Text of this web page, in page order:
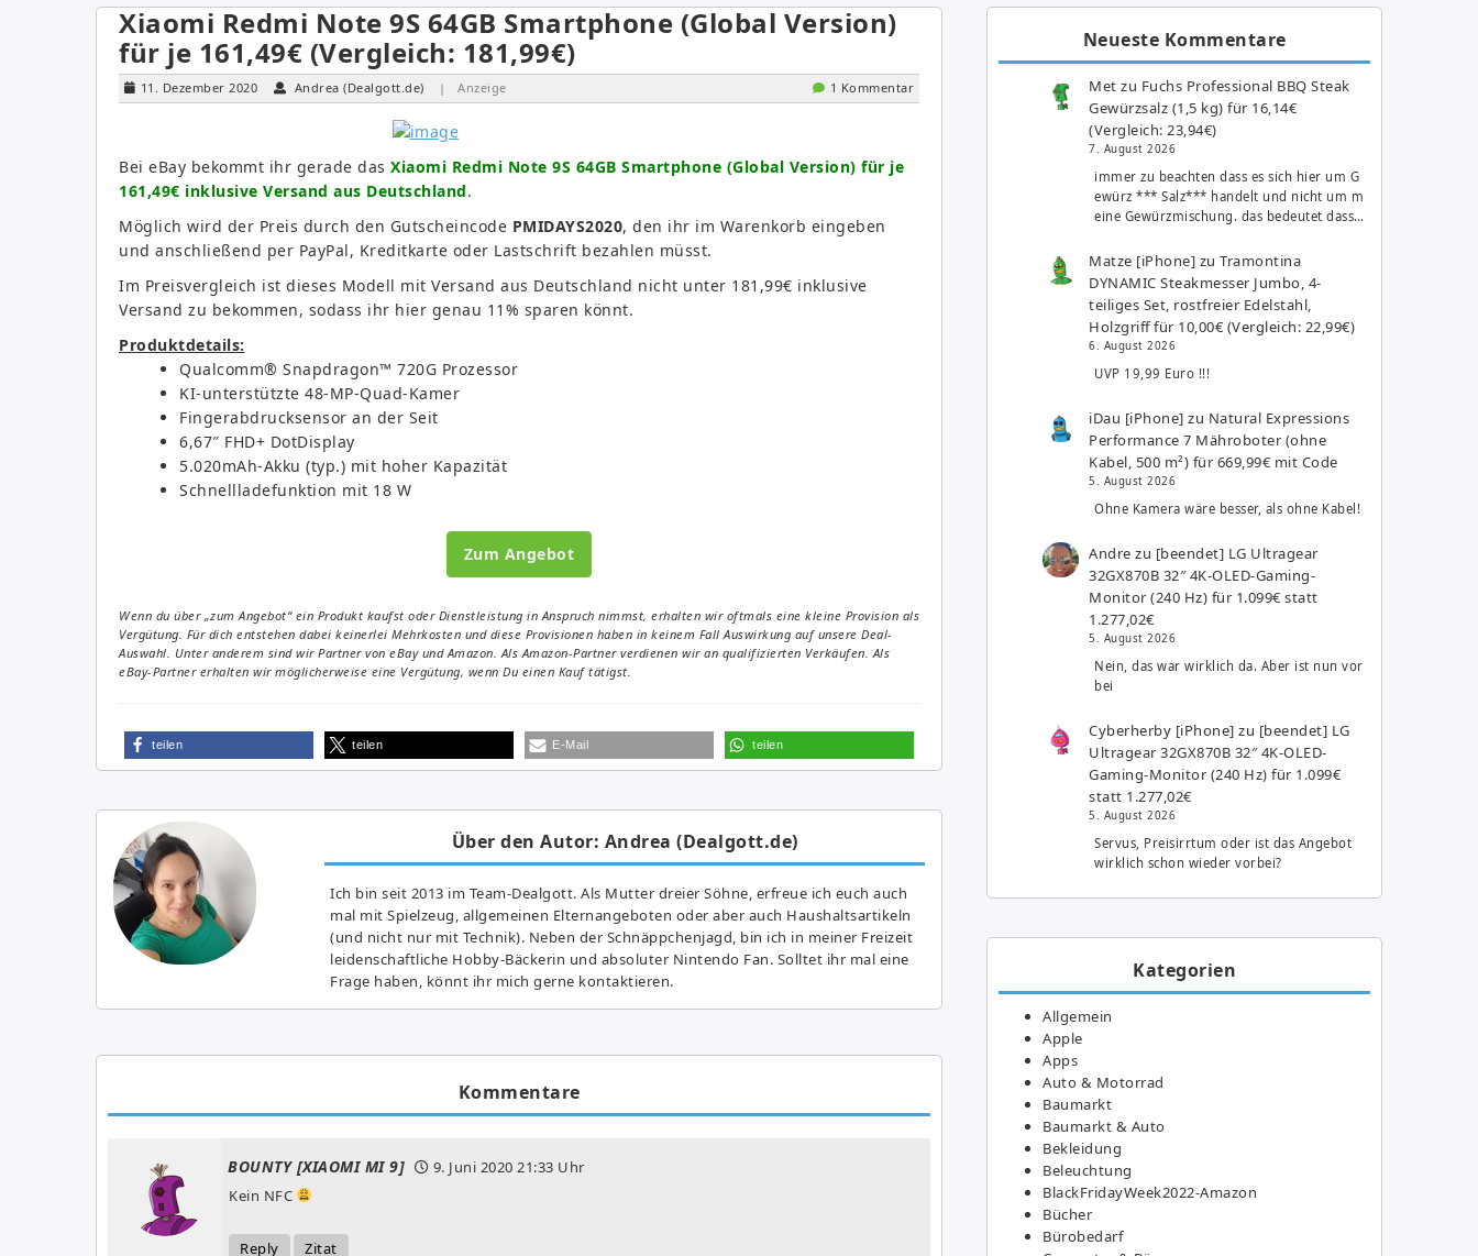
Xiaomi Redmi Note 9S 64GB Smartphone (Global Version)
für je 161,49€ (Vergleich: 181,99€)
11. Dezember 2020 Andrea (Dealgott.de) | Anzeige 1 Kommentar
Bei eBay bekommt ihr gerade das Xiaomi Redmi Note 9S 64GB Smartphone (Global Version) für je
161,49€ inklusive Versand aus Deutschland.
Möglich wird der Preis durch den Gutscheincode PMIDAYS2020, den ihr im Warenkorb eingeben
und anschließend per PayPal, Kreditkarte oder Lastschrift bezahlen müsst.
Im Preisvergleich ist dieses Modell mit Versand aus Deutschland nicht unter 181,99€ inklusive
Versand zu bekommen, sodass ihr hier genau 11% sparen könnt.
Produktdetails:
Qualcomm® Snapdragon™ 720G Prozessor
KI-unterstützte 48-MP-Quad-Kamer
Fingerabdrucksensor an der Seit
6,67″ FHD+ DotDisplay
5.020mAh-Akku (typ.) mit hoher Kapazität
Schnellladefunktion mit 18 W
Zum Angebot
Wenn du über „zum Angebot“ ein Produkt kaufst oder Dienstleistung in Anspruch nimmst, erhalten wir oftmals eine kleine Provision als
Vergütung. Für dich entstehen dabei keinerlei Mehrkosten und diese Provisionen haben in keinem Fall Auswirkung auf unsere Deal-
Auswahl. Unter anderem sind wir Partner von eBay und Amazon. Als Amazon-Partner verdienen wir an qualifizierten Verkäufen. Als
eBay-Partner erhalten wir möglicherweise eine Vergütung, wenn Du einen Kauf tätigst.
teilen teilen E-Mail teilen
Über den Autor: Andrea (Dealgott.de)
Ich bin seit 2013 im Team-Dealgott. Als Mutter dreier Söhne, erfreue ich euch auch
mal mit Spielzeug, allgemeinen Elternangeboten oder aber auch Haushaltsartikeln
(und nicht nur mit Technik). Neben der Schnäppchenjagd, bin ich in meiner Freizeit
leidenschaftliche Hobby-Bäckerin und absoluter Nintendo Fan. Solltet ihr mal eine
Frage haben, könnt ihr mich gerne kontaktieren.
Kommentare
BOUNTY [XIAOMI MI 9] 9. Juni 2020 21:33 Uhr
Kein NFC
Reply Zitat
Neueste Kommentare
Met zu Fuchs Professional BBQ Steak
Gewürzsalz (1,5 kg) für 16,14€
(Vergleich: 23,94€)
7. August 2026
immer zu beachten dass es sich hier um G
ewürz *** Salz*** handelt und nicht um m
eine Gewürzmischung. das bedeutet dass…
Matze [iPhone] zuTramontina
DYNAMIC Steakmesser Jumbo, 4-
teiliges Set, rostfreier Edelstahl,
Holzgriff für 10,00€ (Vergleich: 22,99€)
6. August 2026
UVP 19,99 Euro !!!
iDau [iPhone] zu Natural Expressions
Performance 7 Mähroboter (ohne
Kabel, 500 m²) für 669,99€ mit Code
5. August 2026
Ohne Kamera wäre besser, als ohne Kabel!
Andre zu [beendet] LG Ultragear
32GX870B 32″ 4K-OLED-Gaming-
Monitor (240 Hz) für 1.099€ statt
1.277,02€
5. August 2026
Nein, das war wirklich da. Aber ist nun vor
bei
Cyberherby [iPhone] zu [beendet] LG
Ultragear 32GX870B 32″ 4K-OLED-
Gaming-Monitor (240 Hz) für 1.099€
statt 1.277,02€
5. August 2026
Servus, Preisirrtum oder ist das Angebot
wirklich schon wieder vorbei?
Kategorien
Allgemein
Apple
Apps
Auto & Motorrad
Baumarkt
Baumarkt & Auto
Bekleidung
Beleuchtung
BlackFridayWeek2022-Amazon
Bücher
Bürobedarf